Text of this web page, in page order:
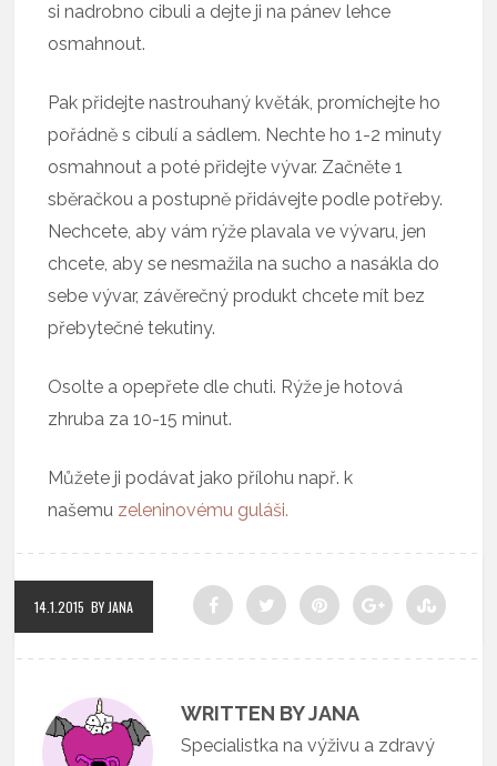
si nadrobno cibuli a dejte ji na pánev lehce
osmahnout.
Pak přidejte nastrouhaný květák, promíchejte ho
pořádně s cibulí a sádlem. Nechte ho 1-2 minuty
osmahnout a poté přidejte vývar. Začněte 1
sběračkou a postupně přidávejte podle potřeby.
Nechcete, aby vám rýže plavala ve vývaru, jen
chcete, aby se nesmažila na sucho a nasákla do
sebe vývar, závěrečný produkt chcete mít bez
přebytečné tekutiny.
Osolte a opepřete dle chuti. Rýže je hotová
zhruba za 10-15 minut.
Můžete ji podávat jako přílohu např. k
našemu zeleninovému guláši.
14.1.2015 BY JANA
WRITTEN BY JANA
Specialistka na výživu a zdravý